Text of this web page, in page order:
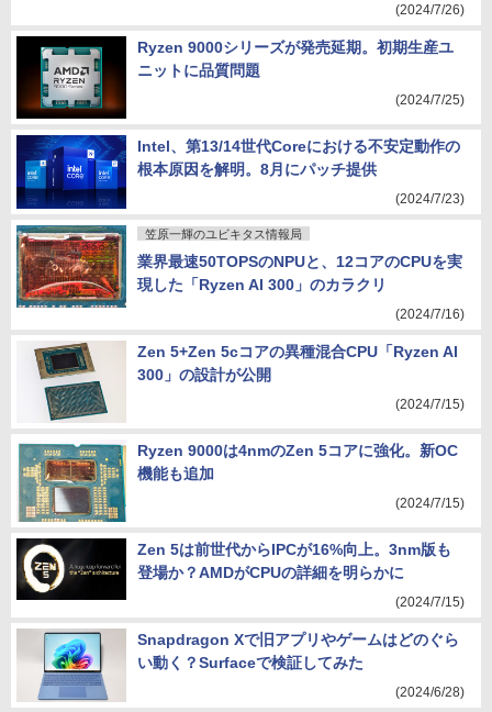
(2024/7/26)
Ryzen 9000シリーズが発売延期。初期生産ユ
ニットに品質問題
(2024/7/25)
Intel、第13/14世代Coreにおける不安定動作の
根本原因を解明。8月にパッチ提供
(2024/7/23)
笠原一輝のユビキタス情報局
業界最速50TOPSのNPUと、12コアのCPUを実
現した「Ryzen AI 300」のカラクリ
(2024/7/16)
Zen 5+Zen 5cコアの異種混合CPU「Ryzen AI
300」の設計が公開
(2024/7/15)
Ryzen 9000は4nmのZen 5コアに強化。新OC
機能も追加
(2024/7/15)
Zen 5は前世代からIPCが16%向上。3nm版も
登場か？AMDがCPUの詳細を明らかに
(2024/7/15)
Snapdragon Xで旧アプリやゲームはどのぐら
い動く？Surfaceで検証してみた
(2024/6/28)